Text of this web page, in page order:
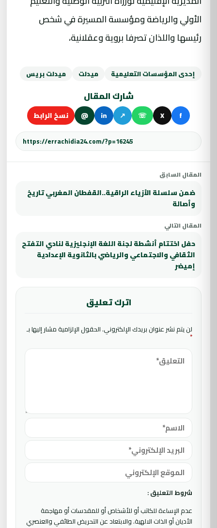
الأولي والرياضة ومؤسسة المسيرة في شخص
رئيسها واللذان تصرفا بروية وعقلانية،
إحدى المؤسسات التعليمية ميدلت ميدلت بريس
شارك المقال
f
X
☏
↗
in
@ نسخ الرابط
المقال السابق
ضمن سلسلة الأزياء الراقية..القفطان المغربي تاريخ
وأصالة
المقال التالي
حفل اختتام أنشطة لجنة اللغة الإنجليزية لنادي التفتح
الثقافي والاجتماعي والرياضي بالثانوية الإعدادية
إميضر
اترك تعليق
لن يتم نشر عنوان بريدك الإلكتروني.الحقول الإلزامية مشار إليها بـ
*
شروط التعليق :
عدم الإساءة للكاتب أو للأشخاص أو للمقدسات أو مهاجمة
الأديان أو الذات الالهية. والابتعاد عن التحريض الطائفي والعنصري